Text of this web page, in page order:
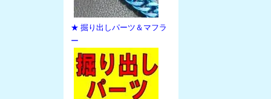
★ 掘り出しパーツ＆マフラ
ー